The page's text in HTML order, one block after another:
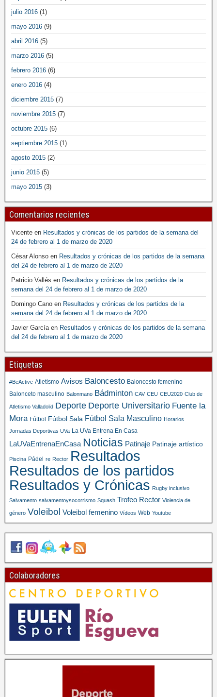
julio 2016 (1)
mayo 2016 (9)
abril 2016 (5)
marzo 2016 (5)
febrero 2016 (6)
enero 2016 (4)
diciembre 2015 (7)
noviembre 2015 (7)
octubre 2015 (6)
septiembre 2015 (1)
agosto 2015 (2)
junio 2015 (5)
mayo 2015 (3)
Comentarios recientes
Vicente en Resultados y crónicas de los partidos de la semana del
24 de febrero al 1 de marzo de 2020
César Alonso en Resultados y crónicas de los partidos de la semana
del 24 de febrero al 1 de marzo de 2020
Patricio Vallés en Resultados y crónicas de los partidos de la
semana del 24 de febrero al 1 de marzo de 2020
Domingo Cano en Resultados y crónicas de los partidos de la
semana del 24 de febrero al 1 de marzo de 2020
Javier Garcíaen Resultados y crónicas de los partidos de la semana
del 24 de febrero al 1 de marzo de 2020
Etiquetas
#BeActive Atletismo Avisos Baloncesto Baloncesto femenino
Balonceto masculino Balonmano Bádminton CAV CEU CEU2020 Club de
Atletismo Valladolid Deporte Deporte Universitario Fuente la
Mora Fútbol Fútbol Sala Fútbol Sala Masculino Horarios
Jornadas Deportivas UVa La UVa Entrena En Casa
LaUVaEntrenaEnCasa Noticias Patinaje Patinaje artístico
Piscina Pádel re Rector Resultados
Resultados de los partidos
Resultados y Crónicas Rugby inclusivo
Salvamento salvamentoysocorrismo Squash Trofeo Rector Violencia de
género Voleibol Voleibol femenino Vídeos Web Youtube
Colaboradores